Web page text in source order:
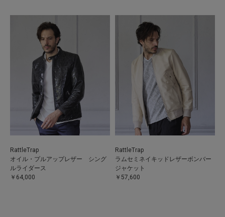
RattleTrap
オイル・プルアップレザー シング
ルライダース
￥64,000
RattleTrap
ラムセミネイキッドレザーボンバー
ジャケット
￥57,600